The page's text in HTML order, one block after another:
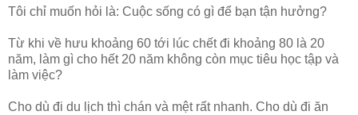
Tôi chỉ muốn hỏi là: Cuộc sống có gì để bạn tận hưởng?
Từ khi về hưu khoảng 60 tới lúc chết đi khoảng 80 là 20
năm, làm gì cho hết 20 năm không còn mục tiêu học tập và
làm việc?
Cho dù đi du lịch thì chán và mệt rất nhanh. Cho dù đi ăn